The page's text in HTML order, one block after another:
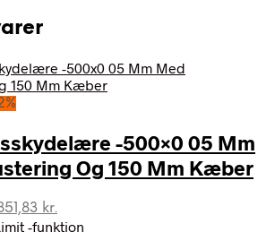
-500×0 05 Mm
Og 150 Mm Kæber
kr.
aktuelle